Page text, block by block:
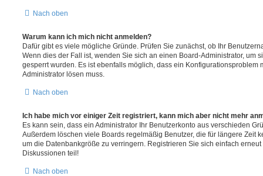
Nach oben
Warum kann ich mich nicht anmelden?
Dafür gibt es viele mögliche Gründe. Prüfen Sie zunächst, ob Ihr
Wenn dies der Fall ist, wenden Sie sich an einen Board-Administrator, um
gesperrt wurden. Es ist ebenfalls möglich, dass ein Konfigurationsproblem
Administrator lösen muss.
Nach oben
Ich habe mich vor einiger Zeit registriert, kann mich aber nicht mehr
Es kann sein, dass ein Administrator Ihr Benutzerkonto aus verschieden
Außerdem löschen viele Boards regelmäßig Benutzer, die für längere Zeit
um die Datenbankgröße zu verringern. Registrieren Sie sich einfach
Diskussionen teil!
Nach oben